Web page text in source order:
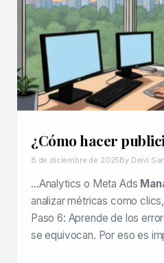
¿Cómo hacer
8 de diciembre de 2025By Deivi
…Analytics o Meta Ads
analizar métricas como
Paso 6: Aprende de los
se equivocan. Por eso es